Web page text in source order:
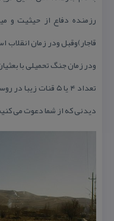
رزمنده دفاع از حیثیت و
ودر زمان جنگ تحمیلی با
تعداد ۴ یا ۵ قنات
دیدنی كه از شما دعوت می